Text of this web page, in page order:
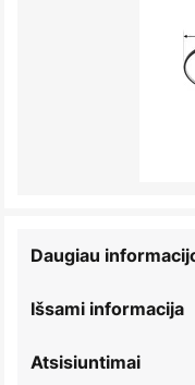
Išsami informacija
Daugiau
Atsisiuntimai